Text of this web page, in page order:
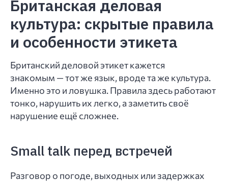
Британская деловая
культура: скрытые правила
и особенности этикета
Британский деловой этикет кажется
знакомым — тот же язык, вроде та же культура.
Именно это и ловушка. Правила здесь работают
тонко, нарушить их легко, а заметить своё
нарушение ещё сложнее.
Small talk перед встречей
Разговор о погоде, выходных или задержках